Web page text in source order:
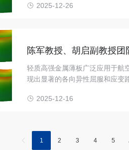
2025-12-26
陈军教授、胡启副教授
域取得新进展
轻质高强金属薄板广泛应用于航
现出显著的各向异性屈服和应变
2025-12-16
1 2 3 4 5